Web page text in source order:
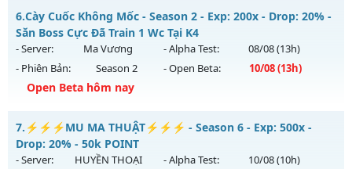
Antihack: Mega-Anti
MU LONG KIẾM - 🌍 Website: https://mulongkiem.site
Mu mới ra tháng 08 2026 - Mở máy chủ
https://mulongkiem.site
vào 08h ngày 10/08/2626
Exp: 9999x - Drop: 20%
Kiểu reset: Non Reset
Thể loại: Mu Nguyên bản Webzen
Antihack: XShield
6.Cày Cuốc Không Mốc - Season 2 - Exp: 200x - Drop: 20% -
Săn Boss Cực Đã Train 1 Wc Tại K4
- Server: Ma Vương - Alpha Test: 08/08(13h)
- Phiên Bản:
Season 2 - Open Beta: 10/08(13h)
Open Beta hôm nay
Cày Cuốc Không Mốc - Săn Boss Cực Đã Train 1 Wc Tại K4
Mu mới ra tháng 08 2026 - Mở máy chủ
ngày 10/08/2626
7. ⚡⚡⚡MU MA THUẬT⚡⚡⚡ - Season 6 - Exp: 500x -
Drop: 20% - 50k POINT
- Server: HUYỀN THOẠI - Alpha Test: 10/08(10h)